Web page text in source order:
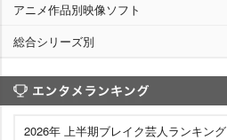
アニメ作品別映像ソフト
総合シリーズ別
2026年 上半期ブレイク芸人ランキング